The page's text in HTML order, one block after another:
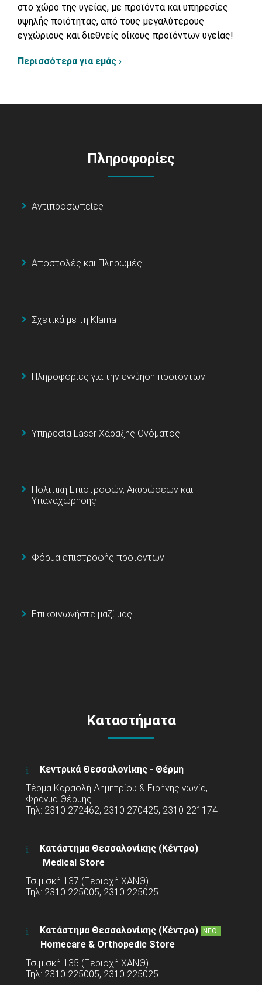
στο χώρο της υγείας, με προϊόντα και υπηρεσίες
υψηλής ποιότητας, από τους μεγαλύτερους
εγχώριους και διεθνείς οίκους προϊόντων υγείας!
Περισσότερα για εμάς ›
Πληροφορίες
Αντιπροσωπείες
Αποστολές και Πληρωμές
Σχετικά με τη Klarna
Πληροφορίες για την εγγύηση προϊόντων
Υπηρεσία Laser Χάραξης Ονόματος
Πολιτική Επιστροφών, Ακυρώσεων και
Υπαναχώρησης
Φόρμα επιστροφής προϊόντων
Επικοινωνήστε μαζί μας
Καταστήματα
Κεντρικά Θεσσαλονίκης - Θέρμη
Τέρμα Καραολή Δημητρίου & Ειρήνης γωνία,
Φράγμα Θέρμης
Τηλ: 2310 272462, 2310 270425, 2310 221174
Κατάστημα Θεσσαλονίκης (Κέντρο)
Medical Store
Τσιμισκή 137 (Περιοχή ΧΑΝΘ)
Τηλ: 2310 225005, 2310 225025
Κατάστημα Θεσσαλονίκης (Κέντρο) ΝΕΟ
Homecare & Orthopedic Store
Τσιμισκή 135 (Περιοχή ΧΑΝΘ)
Τηλ: 2310 225005, 2310 225025